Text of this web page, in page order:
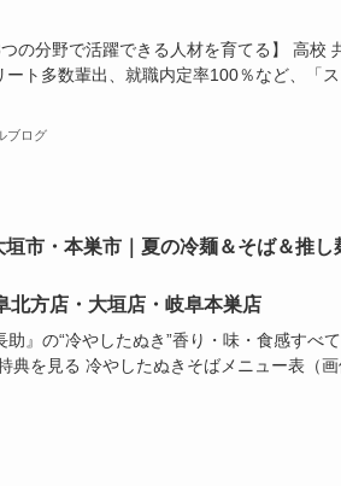
の分野で活躍できる人材を育てる】 高校
ト多数輩出、就職内定率100％など、「
ブログ
市・本巣市｜夏の冷麺＆そば＆推し
北方店・大垣店・岐阜本巣店
』の“冷やしたぬき”香り・味・食感すべ
典を見る 冷やしたぬきそばメニュー表（